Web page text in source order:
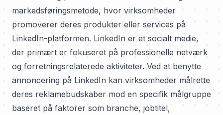
markedsføringsmetode, hvor virksomheder
promoverer deres produkter eller services på
LinkedIn-platformen. LinkedIn er et socialt medie,
der primært er fokuseret på professionelle netværk
og forretningsrelaterede aktiviteter. Ved at benytte
annoncering på LinkedIn kan virksomheder målrette
deres reklamebudskaber mod en specifik målgruppe
baseret på faktorer som branche, jobtitel,